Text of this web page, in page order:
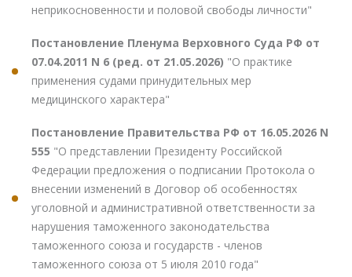
неприкосновенности и половой свободы личности"
Постановление Пленума Верховного Суда РФ от
07.04.2011 N 6 (ред. от 21.05.2026) "О практике
применения судами принудительных мер
медицинского характера"
Постановление Правительства РФ от 16.05.2026 N
555 "О представлении Президенту Российской
Федерации предложения о подписании Протокола о
внесении изменений в Договор об особенностях
уголовной и административной ответственности за
нарушения таможенного законодательства
таможенного союза и государств - членов
таможенного союза от 5 июля 2010 года"